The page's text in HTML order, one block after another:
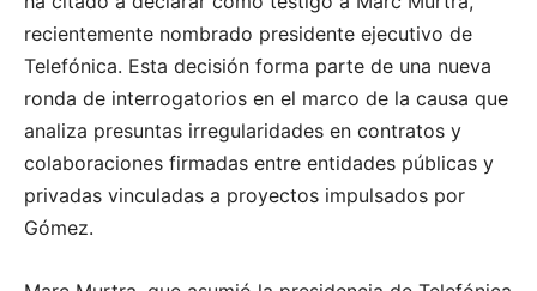
recientemente nombrado presidente ejecutivo de
Telefónica. Esta decisión forma parte de una nueva
ronda de interrogatorios en el marco de la causa que
analiza presuntas irregularidades en contratos y
colaboraciones firmadas entre entidades públicas y
privadas vinculadas a proyectos impulsados por
Gómez.